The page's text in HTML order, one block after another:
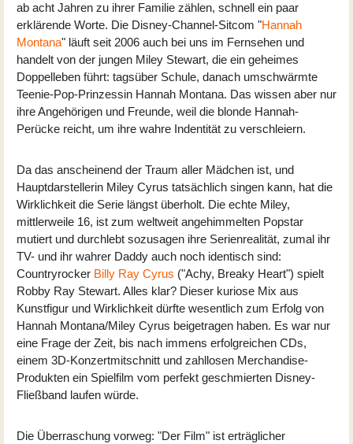
ab acht Jahren zu ihrer Familie zählen, schnell ein paar
erklärende Worte. Die Disney-Channel-Sitcom "Hannah
Montana" läuft seit 2006 auch bei uns im Fernsehen und
handelt von der jungen Miley Stewart, die ein geheimes
Doppelleben führt: tagsüber Schule, danach umschwärmte
Teenie-Pop-Prinzessin Hannah Montana. Das wissen aber nur
ihre Angehörigen und Freunde, weil die blonde Hannah-
Perücke reicht, um ihre wahre Indentität zu verschleiern.
Da das anscheinend der Traum aller Mädchen ist, und
Hauptdarstellerin Miley Cyrus tatsächlich singen kann, hat die
Wirklichkeit die Serie längst überholt. Die echte Miley,
mittlerweile 16, ist zum weltweit angehimmelten Popstar
mutiert und durchlebt sozusagen ihre Serienrealität, zumal ihr
TV- und ihr wahrer Daddy auch noch identisch sind:
Countryrocker Billy Ray Cyrus ("Achy, Breaky Heart") spielt
Robby Ray Stewart. Alles klar? Dieser kuriose Mix aus
Kunstfigur und Wirklichkeit dürfte wesentlich zum Erfolg von
Hannah Montana/Miley Cyrus beigetragen haben. Es war nur
eine Frage der Zeit, bis nach immens erfolgreichen CDs,
einem 3D-Konzertmitschnitt und zahllosen Merchandise-
Produkten ein Spielfilm vom perfekt geschmierten Disney-
Fließband laufen würde.
Die Überraschung vorweg: "Der Film" ist erträglicher